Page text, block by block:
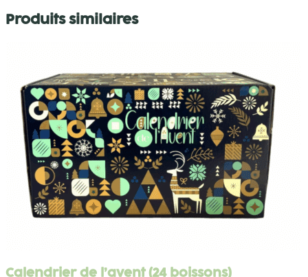
Produits similaires
Calendrier de l’avent (24 boissons)